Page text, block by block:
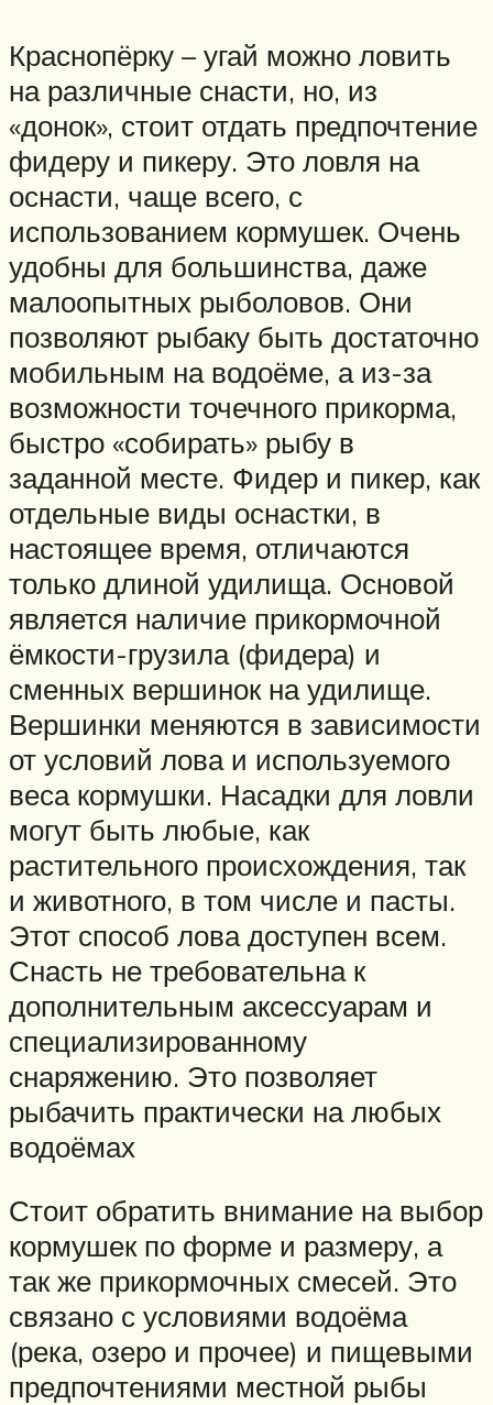
Краснопёрку – угай можно ловить
на различные снасти, но, из
«донок», стоит отдать предпочтение
фидеру и пикеру. Это ловля на
оснасти, чаще всего, с
использованием кормушек. Очень
удобны для большинства, даже
малоопытных рыболовов. Они
позволяют рыбаку быть достаточно
мобильным на водоёме, а из-за
возможности точечного прикорма,
быстро «собирать» рыбу в
заданной месте. Фидер и пикер, как
отдельные виды оснастки, в
настоящее время, отличаются
только длиной удилища. Основой
является наличие прикормочной
ёмкости-грузила (фидера) и
сменных вершинок на удилище.
Вершинки меняются в зависимости
от условий лова и используемого
веса кормушки. Насадки для ловли
могут быть любые, как
растительного происхождения, так
и животного, в том числе и пасты.
Этот способ лова доступен всем.
Снасть не требовательна к
дополнительным аксессуарам и
специализированному
снаряжению. Это позволяет
рыбачить практически на любых
водоёмах
Стоит обратить внимание на выбор
кормушек по форме и размеру, а
так же прикормочных смесей. Это
связано с условиями водоёма
(река, озеро и прочее) и пищевыми
предпочтениями местной рыбы